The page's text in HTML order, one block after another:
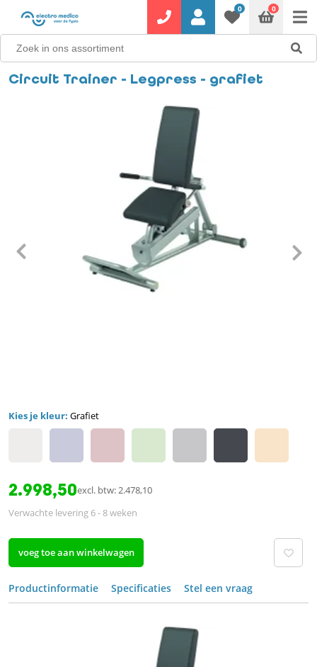
0 0
Circuit Trainer - Legpress - grafiet
Kies je kleur: Grafiet
2.998,50excl. btw: 2.478,10
Verwachte levering 6 - 8 weken
voeg toe aan winkelwagen
Productinformatie Specificaties Stel een vraag